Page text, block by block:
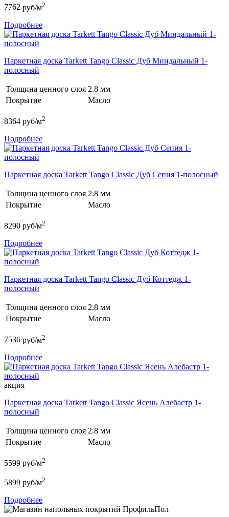
7762 руб/м2
Подробнее
Паркетная доска Tarkett Tango Classic Дуб Миндальный 1-
полосный
Толщина ценного слоя 2.8 мм
Покрытие
Масло
8364 руб/м2
Подробнее
Паркетная доска Tarkett Tango Classic Дуб Сепия 1-полосный
Толщина ценного слоя 2.8 мм
Покрытие
Масло
8290 руб/м2
Подробнее
Паркетная доска Tarkett Tango Classic Дуб Коттедж 1-
полосный
Толщина ценного слоя 2.8 мм
Покрытие
Масло
7536 руб/м2
Подробнее
акция
Паркетная доска Tarkett Tango Classic Ясень Алебастр 1-
полосный
Толщина ценного слоя 2.8 мм
Покрытие
Масло
5599 руб/м2
5899 руб/м2
Подробнее